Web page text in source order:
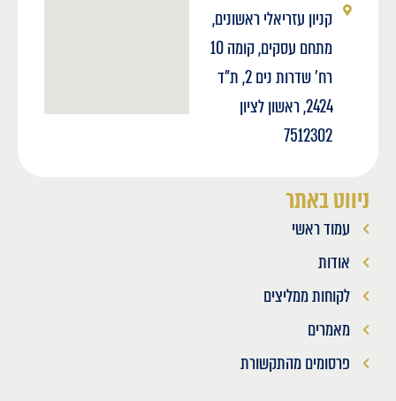
ניווט באתר
עמוד ראשי
אודות
לקוחות ממליצים
מאמרים
פרסומים מהתקשורת
קניון עזריאלי ראשונים,
מתחם עסקים, קומה 10
רח' שדרות נים 2, ת"ד
2424, ראשון לציון
7512302